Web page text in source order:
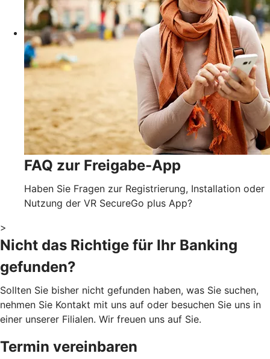
FAQ zur Freigabe-App
Haben Sie Fragen zur Registrierung, Installation oder
Nutzung der VR SecureGo plus App?
>
Nicht das Richtige für Ihr Banking
gefunden?
Sollten Sie bisher nicht gefunden haben, was Sie suchen,
nehmen Sie Kontakt mit uns auf oder besuchen Sie uns in
einer unserer Filialen. Wir freuen uns auf Sie.
Termin vereinbaren